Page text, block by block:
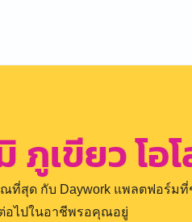
ภูเขียว โอ
สุด กับ Daywork แพลตฟอร์ม
ต่อไปในอาชีพรอคุณอยู่